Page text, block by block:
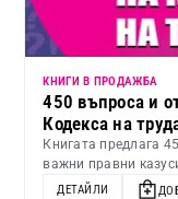
КНИГИ В ПРОДАЖБА
450 въпроса и
Кодекса на
Книгата предлага
важни правни
ДЕТАЙЛИ